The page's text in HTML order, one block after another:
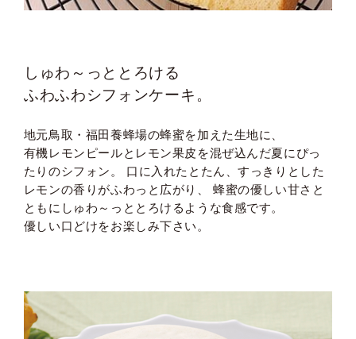
しゅわ～っととろける
ふわふわシフォンケーキ。
地元鳥取・福田養蜂場の蜂蜜を加えた生地に、
有機レモンピールとレモン果皮を混ぜ込んだ夏にぴっ
たりのシフォン。 口に入れたとたん、すっきりとした
レモンの香りがふわっと広がり、 蜂蜜の優しい甘さと
ともにしゅわ～っととろけるような食感です。
優しい口どけをお楽しみ下さい。